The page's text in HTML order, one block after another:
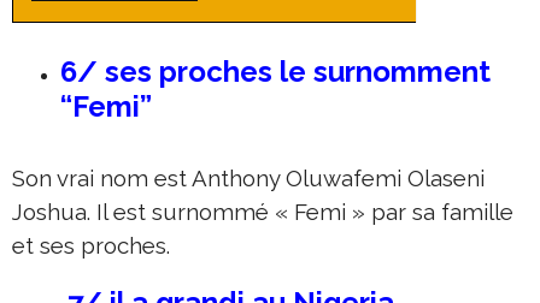
6/ ses proches le surnomment
“Femi”
Son vrai nom est Anthony Oluwafemi Olaseni
Joshua. Il est surnommé « Femi » par sa famille
et ses proches.